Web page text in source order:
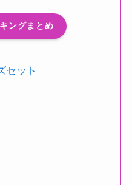
ングまとめ
セット